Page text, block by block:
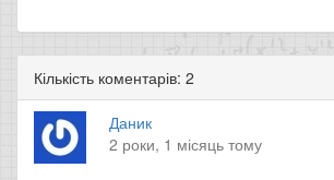
Кількість коментарів: 2
Даник
2 роки, 1 місяць тому